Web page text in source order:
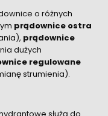
o różnych
prądownice ostra
prądownice
dużych
regulowane
strumienia).